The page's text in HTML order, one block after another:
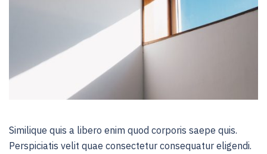
Similique quis a libero enim quod corporis saepe quis.
Perspiciatis velit quae consectetur consequatur eligendi.